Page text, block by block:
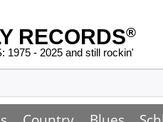
RECORDS®
1975 - 2025 and still rockin'